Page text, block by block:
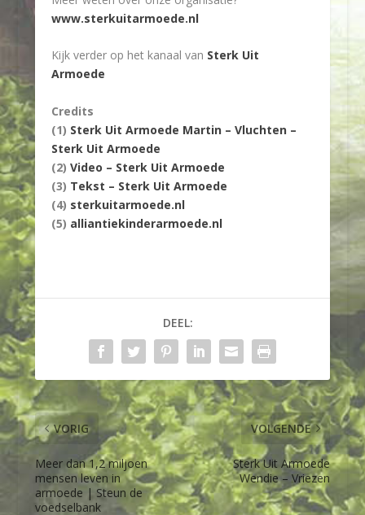
www.sterkuitarmoede.nl
Kijk verder op het kanaal van Sterk Uit
Armoede
Credits
(1) Sterk Uit Armoede Martin – Vluchten –
Sterk Uit Armoede
(2) Video – Sterk Uit Armoede
(3) Tekst – Sterk Uit Armoede
(4) sterkuitarmoede.nl
(5) alliantiekinderarmoede.nl
DEEL:
VORIG
Meer dan 1,2 miljoen
mensen leven in
armoede | Steun de
voedselbank
VOLGENDE
Sterk Uit Armoede
Wendie – Vriezen